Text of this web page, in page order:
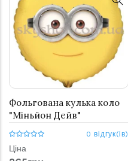
Фольгована кулька коло
"Міньйон Дейв"
0 відгук(ів)
Ціна